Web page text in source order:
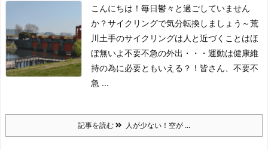
こんにちは！ 毎日鬱々と過ごしていません
か？サイクリングで気分転換しましょう～荒
川土手のサイクリングは人と近づくことはほ
ぼ無いよ不要不急の外出・・・運動は健康維
持の為に必要ともいえる？！ 皆さん、不要不
急 ...
記事を読む 人が少ない！空が ...